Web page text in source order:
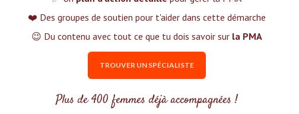
❤️ Des groupes de soutien pour t'aider dans cette démarche
😉 Du contenu avec tout ce que tu dois savoir sur la PMA
TROUVER UN SPÉCIALISTE
Plus de 400 femmes déjà accompagnées !